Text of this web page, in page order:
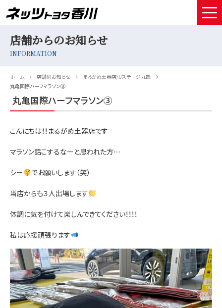
中古車情報
店舗からのお知らせ
INFORMATION
ホーム 店舗別お知らせ
まるがめ土器店/Uステージ丸亀
丸亀国際ハーフマラソン③
丸亀国際ハーフマラソン③
こんにちは！！まるがめ土器店です
マラソン話こするなーと思われた方…
シー でお願いします（笑）
当店からも３人出場します
体調に気を付けて楽しんできてください！！！！
私は応援頑張ります